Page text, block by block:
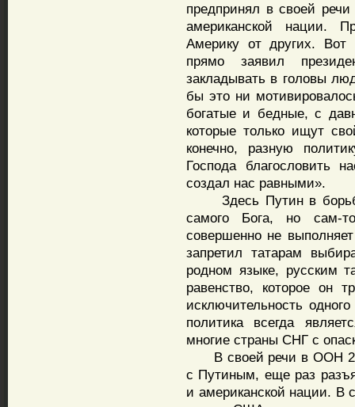
предпринял в своей речи
американской нации.
Америку от других. Вот
прямо заявил
закладывать в головы
бы это ни
богатые и бедные, с
которые только ищут
конечно, разную
Господа благословить
создал нас равными».
Здесь Путин в
самого Бога, но сам-
совершенно не
запретил татарам
родном языке, русским
равенство, которое он
исключительность
политика всегда
многие страны СНГ с
В своей речи в ООН 26
с Путиным, еще раз
и американской нации. В